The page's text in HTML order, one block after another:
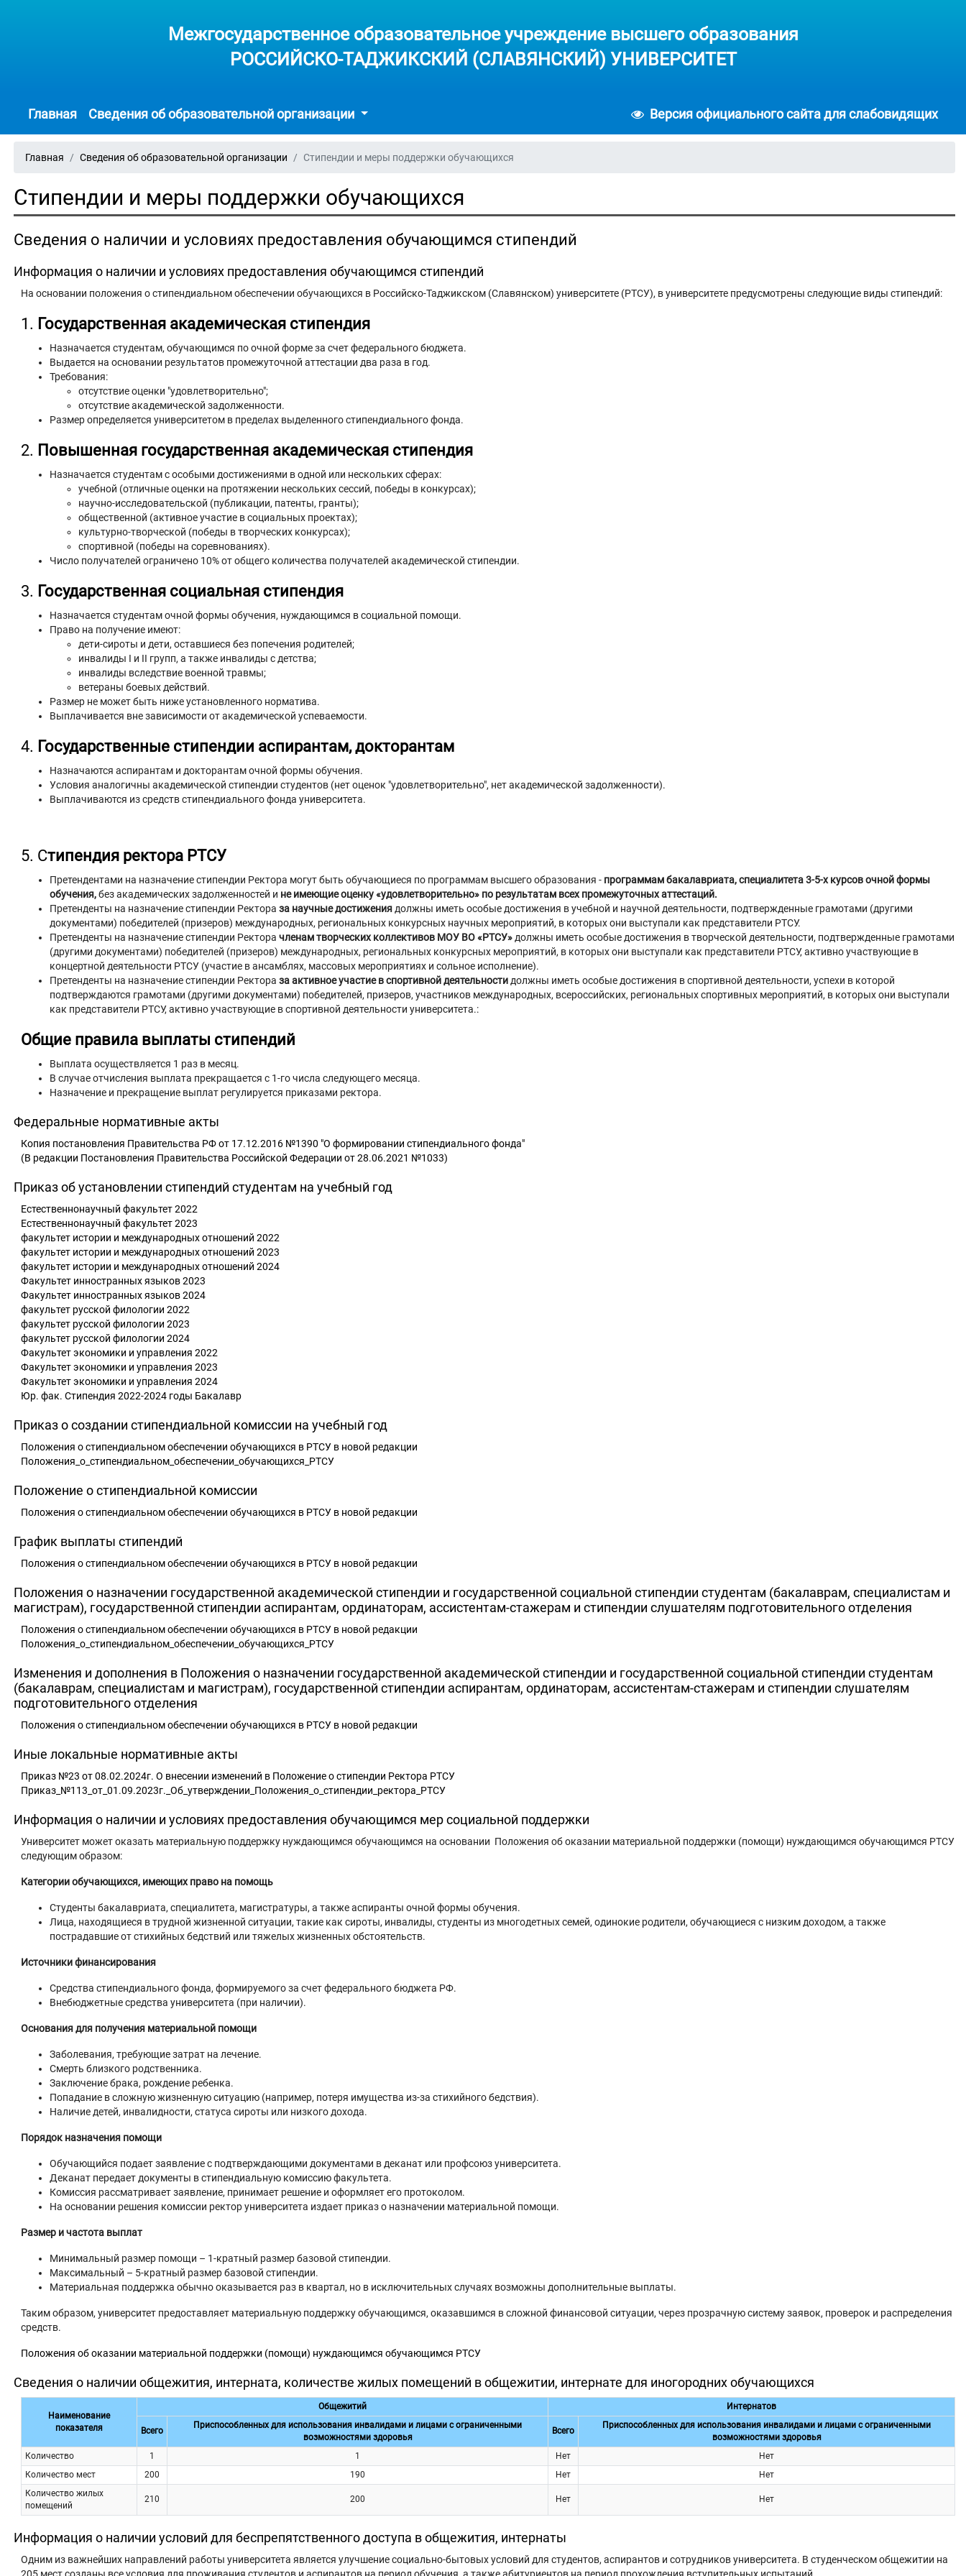
Межгосударственное образовательное учреждение высшего образования
РОССИЙСКО-ТАДЖИКСКИЙ (СЛАВЯНСКИЙ) УНИВЕРСИТЕТ
Главная Сведения об образовательной организации Версия официального сайта для слабовидящих
Главная Сведения об образовательной организации Стипендии и меры поддержки обучающихся
Стипендии и меры поддержки обучающихся
Сведения о наличии и условиях предоставления обучающимся стипендий
Информация о наличии и условиях предоставления обучающимся стипендий
На основании положения о стипендиальном обеспечении обучающихся в Российско-Таджикском (Славянском) университете (РТСУ), в университете предусмотрены следующие виды стипендий:
1. Государственная академическая стипендия
Назначается студентам, обучающимся по очной форме за счет федерального бюджета.
Выдается на основании результатов промежуточной аттестации два раза в год.
Требования:
отсутствие оценки "удовлетворительно";
отсутствие академической задолженности.
Размер определяется университетом в пределах выделенного стипендиального фонда.
2. Повышенная государственная академическая стипендия
Назначается студентам с особыми достижениями в одной или нескольких сферах:
учебной (отличные оценки на протяжении нескольких сессий, победы в конкурсах);
научно-исследовательской (публикации, патенты, гранты);
общественной (активное участие в социальных проектах);
культурно-творческой (победы в творческих конкурсах);
спортивной (победы на соревнованиях).
Число получателей ограничено 10% от общего количества получателей академической стипендии.
3. Государственная социальная стипендия
Назначается студентам очной формы обучения, нуждающимся в социальной помощи.
Право на получение имеют:
дети-сироты и дети, оставшиеся без попечения родителей;
инвалиды I и II групп, а также инвалиды с детства;
инвалиды вследствие военной травмы;
ветераны боевых действий.
Размер не может быть ниже установленного норматива.
Выплачивается вне зависимости от академической успеваемости.
4. Государственные стипендии аспирантам, докторантам
Назначаются аспирантам и докторантам очной формы обучения.
Условия аналогичны академической стипендии студентов (нет оценок "удовлетворительно", нет академической задолженности).
Выплачиваются из средств стипендиального фонда университета.
5. Стипендия ректора РТСУ
Претендентами на назначение стипендии Ректора могут быть обучающиеся по программам высшего образования - программам бакалавриата, специалитета 3-5-х курсов очной формы
обучения,без академических задолженностей и не имеющие оценку «удовлетворительно» по результатам всех промежуточных аттестаций.
Претенденты на назначение стипендии Ректора за научные достижения должны иметь особые достижения в учебной и научной деятельности, подтвержденные грамотами (другими
документами) победителей (призеров) международных, региональных конкурсных научных мероприятий, в которых они выступали как представители РТСУ.
Претенденты на назначение стипендии Ректора членам творческих коллективов МОУ ВО «РТСУ» должны иметь особые достижения в творческой деятельности, подтвержденные грамотами
(другими документами) победителей (призеров) международных, региональных конкурсных мероприятий, в которых они выступали как представители РТСУ, активно участвующие в
концертной деятельности РТСУ (участие в ансамблях, массовых мероприятиях и сольное исполнение).
Претенденты на назначение стипендии Ректора за активное участие в спортивной деятельности должны иметь особые достижения в спортивной деятельности, успехи в которой
подтверждаются грамотами (другими документами) победителей, призеров, участников международных, всероссийских, региональных спортивных мероприятий, в которых они выступали
как представители РТСУ, активно участвующие в спортивной деятельности университета.:
Общие правила выплаты стипендий
Выплата осуществляется 1 раз в месяц.
В случае отчисления выплата прекращается с 1-го числа следующего месяца.
Назначение и прекращение выплат регулируется приказами ректора.
Федеральные нормативные акты
Копия постановления Правительства РФ от 17.12.2016 №1390 "О формировании стипендиального фонда"
(В редакции Постановления Правительства Российской Федерации от 28.06.2021 №1033)
Приказ об установлении стипендий студентам на учебный год
Естественнонаучный факультет 2022
Естественнонаучный факультет 2023
факультет истории и международных отношений 2022
факультет истории и международных отношений 2023
факультет истории и международных отношений 2024
Факультет инностранных языков 2023
Факультет инностранных языков 2024
факультет русской филологии 2022
факультет русской филологии 2023
факультет русской филологии 2024
Факультет экономики и управления 2022
Факультет экономики и управления 2023
Факультет экономики и управления 2024
Юр. фак. Стипендия 2022-2024 годы Бакалавр
Приказ о создании стипендиальной комиссии на учебный год
Положения о стипендиальном обеспечении обучающихся в РТСУ в новой редакции
Положения_о_стипендиальном_обеспечении_обучающихся_РТСУ
Положение о стипендиальной комиссии
Положения о стипендиальном обеспечении обучающихся в РТСУ в новой редакции
График выплаты стипендий
Положения о стипендиальном обеспечении обучающихся в РТСУ в новой редакции
Положения о назначении государственной академической стипендии и государственной социальной стипендии студентам (бакалаврам, специалистам и
магистрам), государственной стипендии аспирантам, ординаторам, ассистентам-стажерам и стипендии слушателям подготовительного отделения
Положения о стипендиальном обеспечении обучающихся в РТСУ в новой редакции
Положения_о_стипендиальном_обеспечении_обучающихся_РТСУ
Изменения и дополнения в Положения о назначении государственной академической стипендии и государственной социальной стипендии студентам
(бакалаврам, специалистам и магистрам), государственной стипендии аспирантам, ординаторам, ассистентам-стажерам и стипендии слушателям
подготовительного отделения
Положения о стипендиальном обеспечении обучающихся в РТСУ в новой редакции
Иные локальные нормативные акты
Приказ №23 от 08.02.2024г. О внесении изменений в Положение о стипендии Ректора РТСУ
Приказ_№113_от_01.09.2023г._Об_утверждении_Положения_о_стипендии_ректора_РТСУ
Информация о наличии и условиях предоставления обучающимся мер социальной поддержки
Университет может оказать материальную поддержку нуждающимся обучающимся на основании Положения об оказании материальной поддержки (помощи) нуждающимся обучающимся РТСУ
следующим образом:
Категории обучающихся, имеющих право на помощь
Студенты бакалавриата, специалитета, магистратуры, а также аспиранты очной формы обучения.
Лица, находящиеся в трудной жизненной ситуации, такие как сироты, инвалиды, студенты из многодетных семей, одинокие родители, обучающиеся с низким доходом, а также
пострадавшие от стихийных бедствий или тяжелых жизненных обстоятельств.
Источники финансирования
Средства стипендиального фонда, формируемого за счет федерального бюджета РФ.
Внебюджетные средства университета (при наличии).
Основания для получения материальной помощи
Заболевания, требующие затрат на лечение.
Смерть близкого родственника.
Заключение брака, рождение ребенка.
Попадание в сложную жизненную ситуацию (например, потеря имущества из-за стихийного бедствия).
Наличие детей, инвалидности, статуса сироты или низкого дохода.
Порядок назначения помощи
Обучающийся подает заявление с подтверждающими документами в деканат или профсоюз университета.
Деканат передает документы в стипендиальную комиссию факультета.
Комиссия рассматривает заявление, принимает решение и оформляет его протоколом.
На основании решения комиссии ректор университета издает приказ о назначении материальной помощи.
Размер и частота выплат
Минимальный размер помощи – 1-кратный размер базовой стипендии.
Максимальный – 5-кратный размер базовой стипендии.
Материальная поддержка обычно оказывается раз в квартал, но в исключительных случаях возможны дополнительные выплаты.
Таким образом, университет предоставляет материальную поддержку обучающимся, оказавшимся в сложной финансовой ситуации, через прозрачную систему заявок, проверок и распределения
средств.
Положения об оказании материальной поддержки (помощи) нуждающимся обучающимся РТСУ
Сведения о наличии общежития, интерната, количестве жилых помещений в общежитии, интернате для иногородних обучающихся
Наименование
показателя
Общежитий Интернатов
Всего
Приспособленных для использования инвалидами и лицами с ограниченными
возможностями здоровья
Всего
Приспособленных для использования инвалидами и лицами с ограниченными
возможностями здоровья
Количество
1 1 Нет
Нет
Количество мест
200 190 Нет
Нет
Количество жилых
помещений
210 200 Нет Нет
Информация о наличии условий для беспрепятственного доступа в общежития, интернаты
Одним из важнейших направлений работы университета является улучшение социально-бытовых условий для студентов, аспирантов и сотрудников университета. В студенческом общежитии на